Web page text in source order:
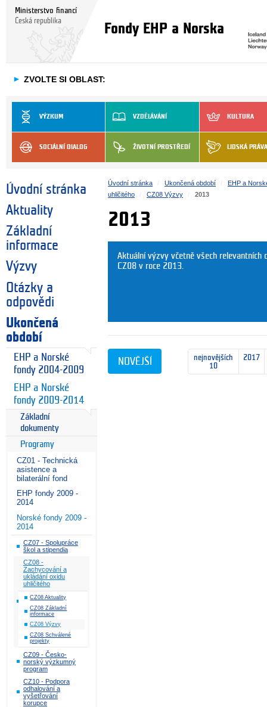
Ministerstvo financí
Česká republika
Fondy EHP a Norska
► ZVOLTE SI OBLAST:
VÝZKUM VZDĚLÁVÁNÍ KULTURA
SOCIÁLNÍ DIALOG ŽIVOTNÍ PROSTŘEDÍ LIDSKÁ PRÁVA
Úvodní stránka
Aktuality
Základní
informace
Výzvy
Otázky a
odpovědi
Ukončená
období
EHP a Norské
fondy 2004-2009
EHP a Norské
fondy 2009-2014
Základní
dokumenty
Programy
CZ01 - Technická
asistence a
bilaterální fond
EHP fondy 2009 -
2014
Norské fondy 2009 -
2014
CZ07 - Spolupráce
škol a stipendia
CZ08 -
Zachycování a
ukládání oxidu
uhličitého
CZ08 Aktuality
CZ08 Základní
informace
CZ08 Výzvy
CZ08 Schválené
projekty
CZ09 - Česko-
norský výzkumný
program
CZ10 - Podpora
odhalování a
vyšetřování
korupce
Úvodní stránka Ukončená období
EHP a
uhličitého
CZ08 Výzvy 2013
2013
Aktuální výzvy včetně všech relevantních
CZ08 v roce 2013.
nejnovějších
10
2017
NOVĚJŠÍ